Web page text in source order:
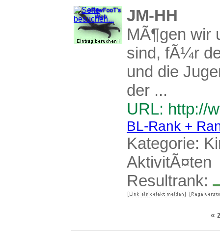
JM-HH
MÃ¶gen wir
sind, fÃ¼r
und die
der ...
URL: http://
BL-Rank +
Kategorie:
AktivitÃ¤ten
Resultrank:
«